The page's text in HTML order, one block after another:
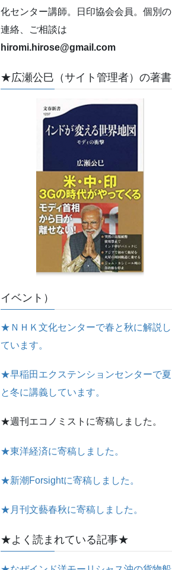
化センター講師。日印協会会員。個別の
連絡、ご相談は
hiromi.hirose@gmail.com
★広瀬公巳（サイト管理者）の著書
イベント）
★ＮＨＫ文化センターで春と秋に解説し
ています。
★早稲田エクステンションセンターで夏
と冬に講義しています。
★週刊エコノミストに寄稿しました。
★東洋経済に寄稿しました。
★新潮Forsightに寄稿しました。
★月刊文藝春秋に寄稿しました。
★よく読まれている記事★